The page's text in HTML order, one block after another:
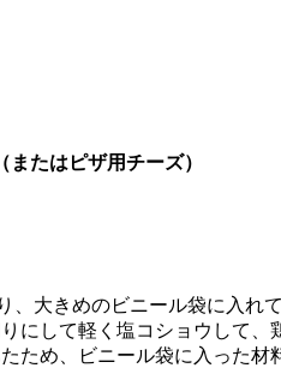
たはピザ用チーズ）
、大きめのビニール袋に入れ
にして軽く塩コショウして
ため、ビニール袋に入った